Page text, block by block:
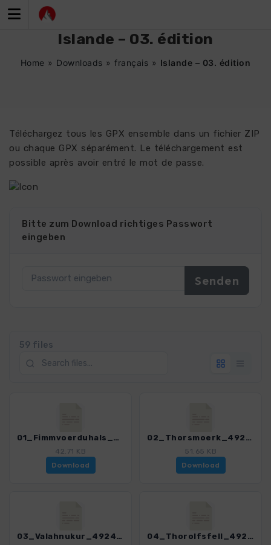
Inhalt
Islande – 03. édition
Home » Downloads »français » Islande – 03. édition
Téléchargez tous les GPX ensemble dans un fichier ZIP
ou chaque GPX séparément. Le téléchargement est
possible après avoir entré le mot de passe.
Bitte zum Download richtiges Passwort
eingeben
59 files
01_Fimmvoerduhals_4924_3.gpx
42.71 KB
Download
02_Thorsmoerk_4924_3.gpx
51.65 KB
Download
03_Valahnukur_4924_3.gpx 04_Thorolfsfell_4924_3.gpx